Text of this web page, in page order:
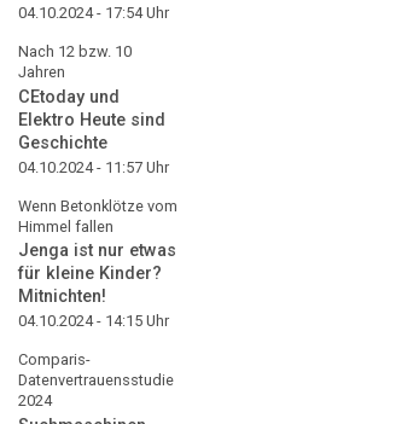
04.10.2024 - 17:54Uhr
Nach 12 bzw. 10
Jahren
CEtoday und
Elektro Heute sind
Geschichte
04.10.2024 - 11:57 Uhr
Wenn Betonklötze vom
Himmel fallen
Jenga ist nur etwas
für kleine Kinder?
Mitnichten!
04.10.2024 - 14:15 Uhr
Comparis-
Datenvertrauensstudie
2024